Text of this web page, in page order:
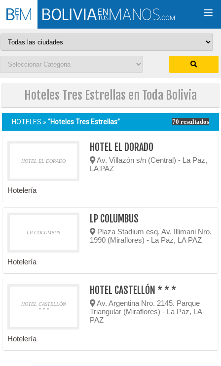
Hoteles Tres Estrellas en Toda Bolivia
HOTELES »“Hoteles Tres Estrellas” 70 resultados
HOTEL EL DORADO
HOTEL EL DORADO
Av. Villazón s/n (Central) - La Paz,
LA PAZ
Hotelería
LP COLUMBUS
LP COLUMBUS
Plaza Stadium esq. Av. Illimani Nro.
1990 (Miraflores) - La Paz, LA PAZ
Hotelería
HOTEL CASTELLÓN
* * *
HOTEL CASTELLÓN * * *
Av. Argentina Nro. 2145. Parque
Triangular (Miraflores) - La Paz, LA
PAZ
Hotelería